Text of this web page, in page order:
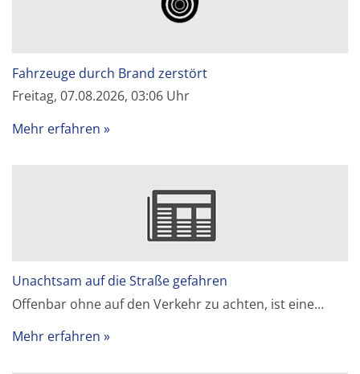
Fahrzeuge durch Brand zerstört
Freitag, 07.08.2026, 03:06 Uhr
Mehr erfahren
Unachtsam auf die Straße gefahren
Offenbar ohne auf den Verkehr zu achten, ist eine…
Mehr erfahren